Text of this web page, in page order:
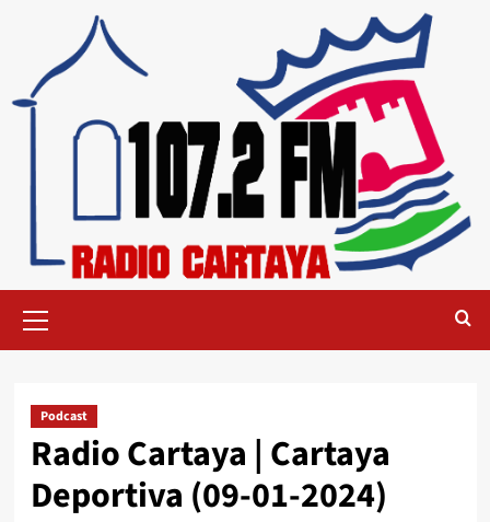
Podcast
Radio Cartaya | Cartaya
Deportiva (09-01-2024)